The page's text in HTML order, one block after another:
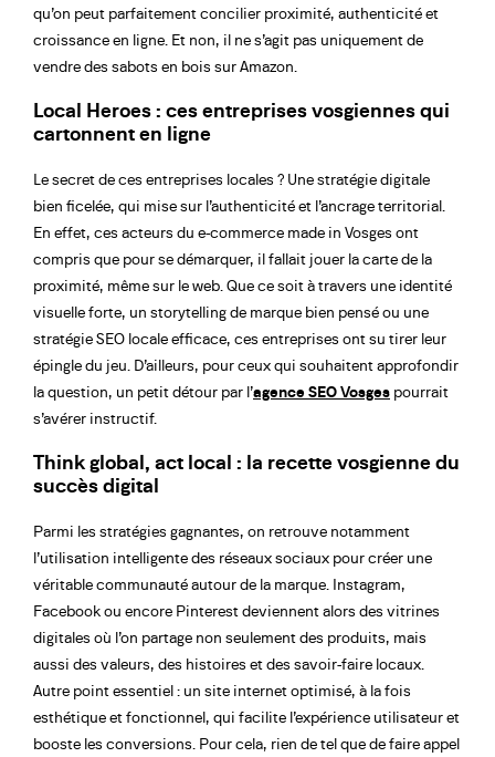
qu’on peut parfaitement concilier proximité, authenticité et
croissance en ligne. Et non, il ne s’agit pas uniquement de
vendre des sabots en bois sur Amazon.
Local Heroes : ces entreprises vosgiennes qui
cartonnent en ligne
Le secret de ces entreprises locales ? Une stratégie digitale
bien ficelée, qui mise sur l’authenticité et l’ancrage territorial.
En effet, ces acteurs du e-commerce made in Vosges ont
compris que pour se démarquer, il fallait jouer la carte de la
proximité, même sur le web. Que ce soit à travers une identité
visuelle forte, un storytelling de marque bien pensé ou une
stratégie SEO locale efficace, ces entreprises ont su tirer leur
épingle du jeu. D’ailleurs, pour ceux qui souhaitent approfondir
la question, un petit détour par l’agence SEO Vosges pourrait
s’avérer instructif.
Think global, act local : la recette vosgienne du
succès digital
Parmi les stratégies gagnantes, on retrouve notamment
l’utilisation intelligente des réseaux sociaux pour créer une
véritable communauté autour de la marque. Instagram,
Facebook ou encore Pinterest deviennent alors des vitrines
digitales où l’on partage non seulement des produits, mais
aussi des valeurs, des histoires et des savoir-faire locaux.
Autre point essentiel : un site internet optimisé, à la fois
esthétique et fonctionnel, qui facilite l’expérience utilisateur et
booste les conversions. Pour cela, rien de tel que de faire appel